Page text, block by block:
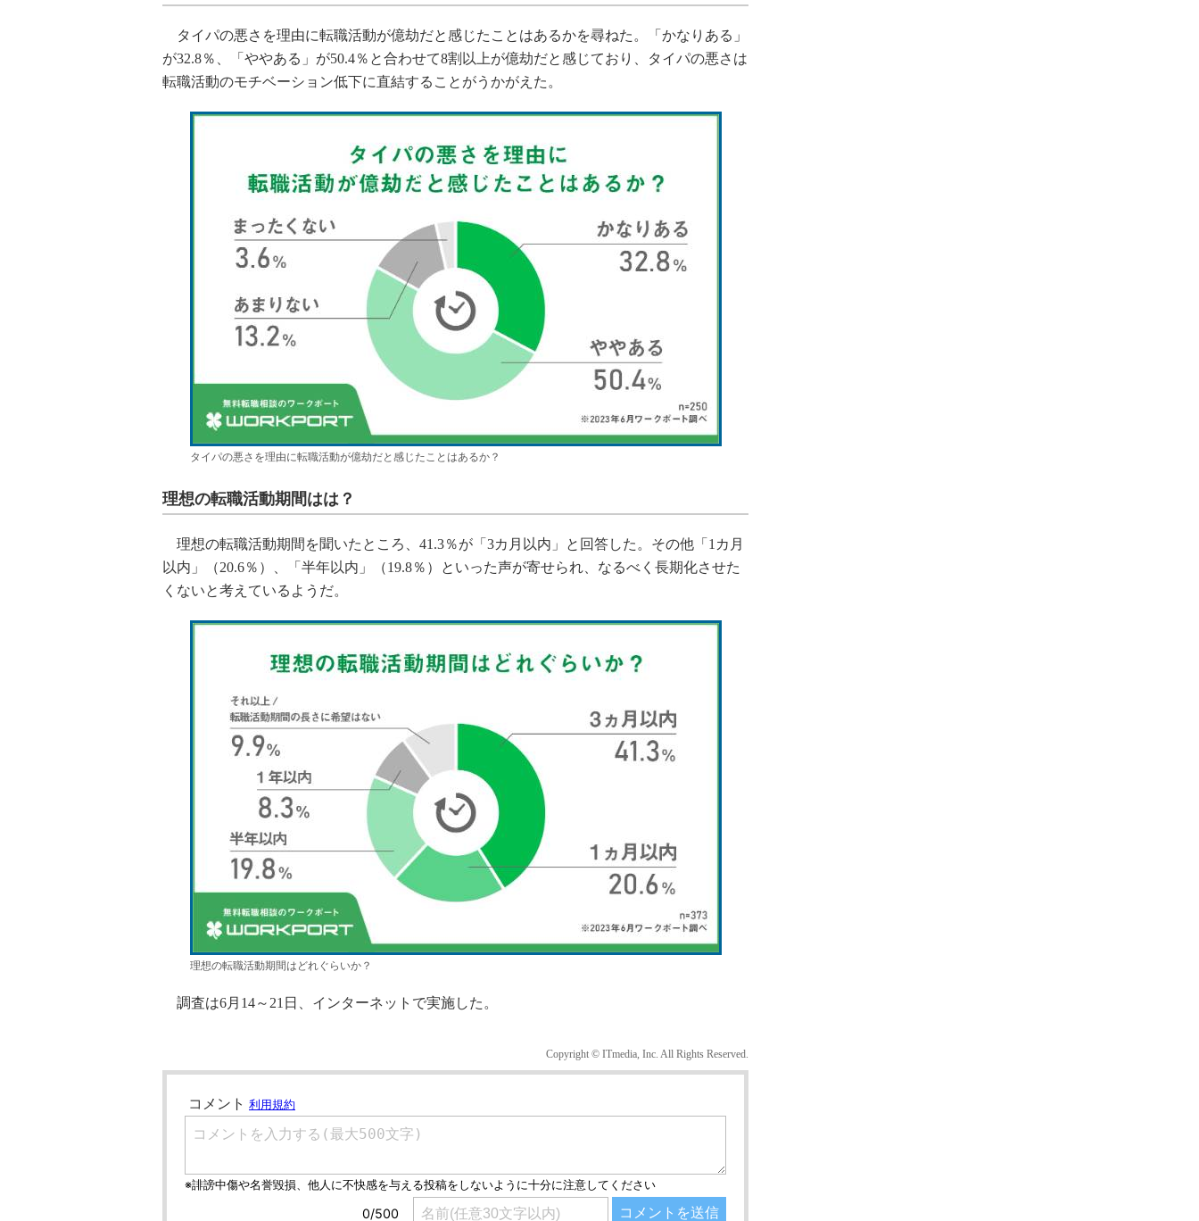
タイパの悪さを理由に転職活動が億劫だと感じたことはあるかを尋ねた。「かなりある」
が32.8％、「ややある」が50.4％と合わせて8割以上が億劫だと感じており、タイパの悪さは
転職活動のモチベーション低下に直結することがうかがえた。
タイパの悪さを理由に転職活動が億劫だと感じたことはあるか？
理想の転職活動期間はは？
理想の転職活動期間を聞いたところ、41.3％が「3カ月以内」と回答した。その他「1カ月
以内」（20.6％）、「半年以内」（19.8％）といった声が寄せられ、なるべく長期化させた
くないと考えているようだ。
理想の転職活動期間はどれぐらいか？
調査は6月14～21日、インターネットで実施した。
Copyright © ITmedia, Inc. All Rights Reserved.